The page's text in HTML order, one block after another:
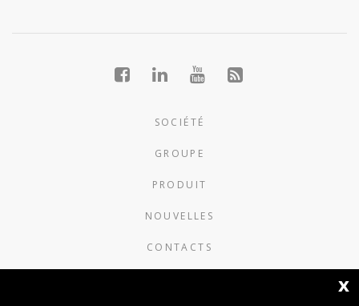
SOCIÉTÉ
GROUPE
PRODUIT
NOUVELLES
CONTACTS
x